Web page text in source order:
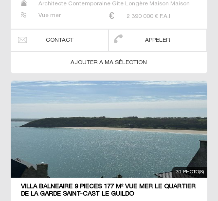
Architecte Contemporaine Gîte Longère Maison Maison
Vue mer
2 390 000 € F.A.I
CONTACT APPELER
AJOUTER A MA SÉLECTION
20 PHOTO(S)
VILLA BALNEAIRE 9 PIECES 177 M² VUE MER LE QUARTIER
DE LA GARDE SAINT-CAST LE GUILDO